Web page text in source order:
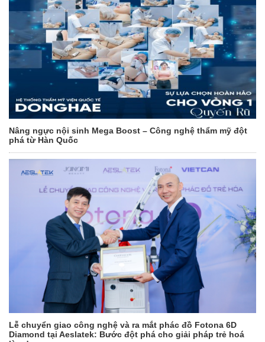
Nâng ngực nội sinh Mega Boost – Công nghệ thẩm mỹ đột
phá từ Hàn Quốc
Lễ chuyển giao công nghệ và ra mắt phác đồ Fotona 6D
Diamond tại Aeslatek: Bước đột phá cho giải pháp trẻ hoá